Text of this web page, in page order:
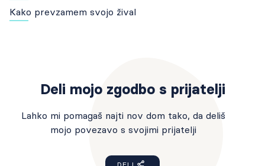
Kako prevzamem svojo žival
Deli mojo zgodbo s prijatelji
Lahko mi pomagaš najti nov dom tako, da deliš
mojo povezavo s svojimi prijatelji